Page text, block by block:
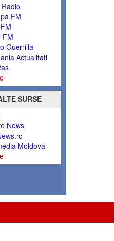
FM
FM
Guerrilla
Actualitati
SURSE
News
Moldova